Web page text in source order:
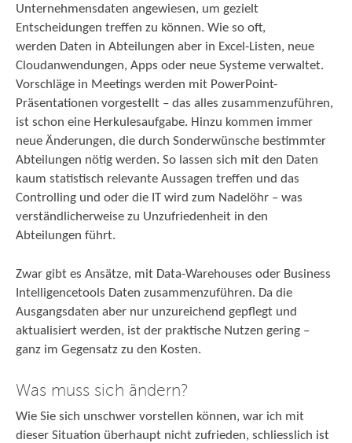
Unternehmensdaten angewiesen, um gezielt
Entscheidungen treffen zu können. Wie so oft,
werden Daten in Abteilungen aber in Excel-Listen, neue
Cloudanwendungen, Apps oder neue Systeme verwaltet.
Vorschläge in Meetings werden mit PowerPoint-
Präsentationen vorgestellt – das alles zusammenzuführen,
ist schon eine Herkulesaufgabe. Hinzu kommen immer
neue Änderungen, die durch Sonderwünsche bestimmter
Abteilungen nötig werden. So lassen sich mit den Daten
kaum statistisch relevante Aussagen treffen und das
Controlling und oder die IT wird zum Nadelöhr – was
verständlicherweise zu Unzufriedenheit in den
Abteilungen führt.
Zwar gibt es Ansätze, mit Data-Warehouses oder Business
Intelligencetools Daten zusammenzuführen. Da die
Ausgangsdaten aber nur unzureichend gepflegt und
aktualisiert werden, ist der praktische Nutzen gering –
ganz im Gegensatz zu den Kosten.
Was muss sich ändern?
Wie Sie sich unschwer vorstellen können, war ich mit
dieser Situation überhaupt nicht zufrieden, schliesslich ist